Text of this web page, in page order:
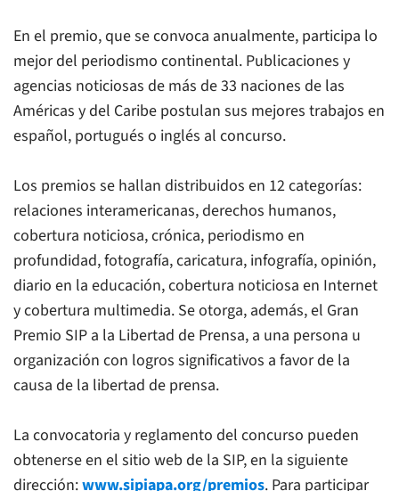
En el premio, que se convoca anualmente, participa lo
mejor del periodismo continental. Publicaciones y
agencias noticiosas de más de 33 naciones de las
Américas y del Caribe postulan sus mejores trabajos en
español, portugués o inglés al concurso.
Los premios se hallan distribuidos en 12 categorías:
relaciones interamericanas, derechos humanos,
cobertura noticiosa, crónica, periodismo en
profundidad, fotografía, caricatura, infografía, opinión,
diario en la educación, cobertura noticiosa en Internet
y cobertura multimedia. Se otorga, además, el Gran
Premio SIP a la Libertad de Prensa, a una persona u
organización con logros significativos a favor de la
causa de la libertad de prensa.
La convocatoria y reglamento del concurso pueden
obtenerse en el sitio web de la SIP, en la siguiente
dirección:www.sipiapa.org/premios. Para participar